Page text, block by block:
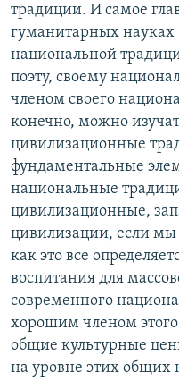
традиции. И самое
гуманитарных науках
национальной
поэту, своему
членом своего
конечно, можно
цивилизационные
фундаментальные
национальные
цивилизационные,
цивилизации, если мы
как это все
воспитания для
современного
хорошим членом
общие культурные
на уровне этих общих